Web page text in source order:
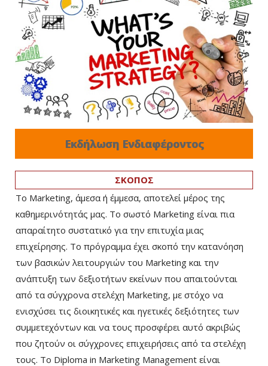
Εκδήλωση Ενδιαφέροντος
ΣΚΟΠΟΣ
Το Marketing, άμεσα ή έμμεσα, αποτελεί μέρος της
καθημερινότητάς μας. Το σωστό Marketing είναι πια
απαραίτητο συστατικό για την επιτυχία μιας
επιχείρησης. Το πρόγραμμα έχει σκοπό την κατανόηση
των βασικών λειτουργιών του Marketing και την
ανάπτυξη των δεξιοτήτων εκείνων που απαιτούνται
από τα σύγχρονα στελέχη Marketing, με στόχο να
ενισχύσει τις διοικητικές και ηγετικές δεξιότητες των
συμμετεχόντων και να τους προσφέρει αυτό ακριβώς
που ζητούν οι σύγχρονες επιχειρήσεις από τα στελέχη
τους. Το Diploma in Marketing Management είναι